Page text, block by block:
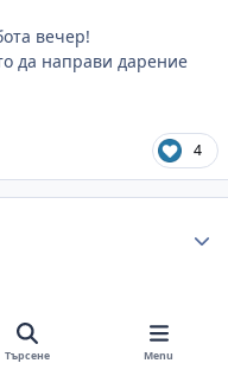
вечер!
да направи дарение
4
мненията на всички и
.
базирани системи,
Търсене Menu